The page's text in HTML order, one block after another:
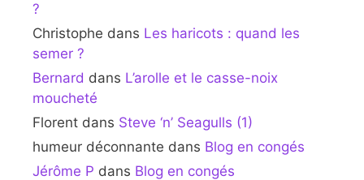
?
Christophe dans Les haricots : quand les
semer ?
Bernard dans L’arolle et le casse-noix
moucheté
Florent dans Steve ‘n’ Seagulls (1)
humeur déconnante dans Blog en congés
Jérôme P dans Blog en congés